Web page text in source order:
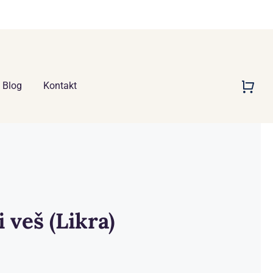
Blog Kontakt
veš (Likra)